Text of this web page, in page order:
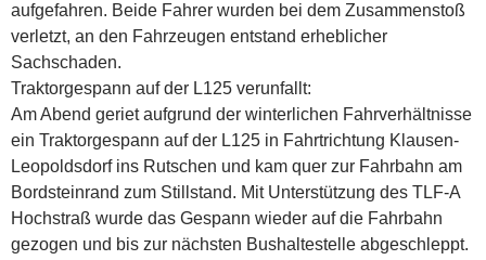
aufgefahren. Beide Fahrer wurden bei dem Zusammenstoß
verletzt, an den Fahrzeugen entstand erheblicher
Sachschaden.
Traktorgespann auf der L125 verunfallt:
Am Abend geriet aufgrund der winterlichen Fahrverhältnisse
ein Traktorgespann auf der L125 in Fahrtrichtung Klausen-
Leopoldsdorf ins Rutschen und kam quer zur Fahrbahn am
Bordsteinrand zum Stillstand. Mit Unterstützung des TLF-A
Hochstraß wurde das Gespann wieder auf die Fahrbahn
gezogen und bis zur nächsten Bushaltestelle abgeschleppt.